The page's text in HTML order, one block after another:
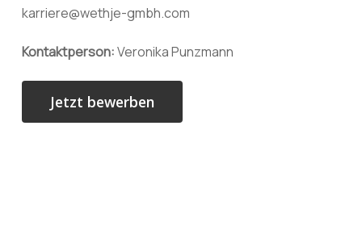
karriere@wethje-gmbh.com
Kontaktperson:Veronika Punzmann